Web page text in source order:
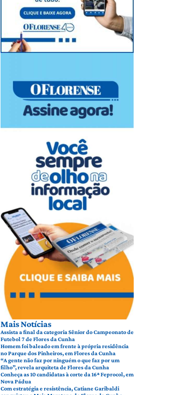
Mais Notícias
Assista a final da categoria Sênior do Campeonato de
Futebol 7 de Flores da Cunha
Homem foi baleado em frente à própria residência
no Parque dos Pinheiros, em Flores da Cunha
“A gente não faz por ninguém o que faz por um
filho”, revela arquiteta de Flores da Cunha
Conheça as 10 candidatas à corte da 16ª Feprocol, em
Nova Pádua
Com estratégia e resistência, Catiane Garibaldi